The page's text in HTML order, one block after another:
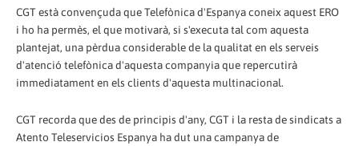
CGT està convençuda que Telefònica d'Espanya coneix aquest ERO
i ho ha permès, el que motivarà, si s'executa tal com aquesta
plantejat, una pèrdua considerable de la qualitat en els serveis
d'atenció telefònica d'aquesta companyia que repercutirà
immediatament en els clients d'aquesta multinacional.
CGT recorda que des de principis d'any, CGT i la resta de sindicats a
Atento Teleservicios Espanya ha dut una campanya de